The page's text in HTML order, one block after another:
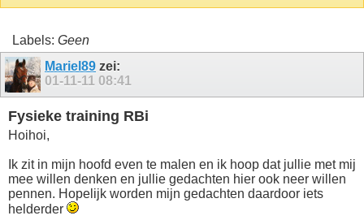
Labels: Geen
Mariel89 zei:
01-11-11 08:41
Fysieke training RBi
Hoihoi,
Ik zit in mijn hoofd even te malen en ik hoop dat jullie met mij
mee willen denken en jullie gedachten hier ook neer willen
pennen. Hopelijk worden mijn gedachten daardoor iets
helderder